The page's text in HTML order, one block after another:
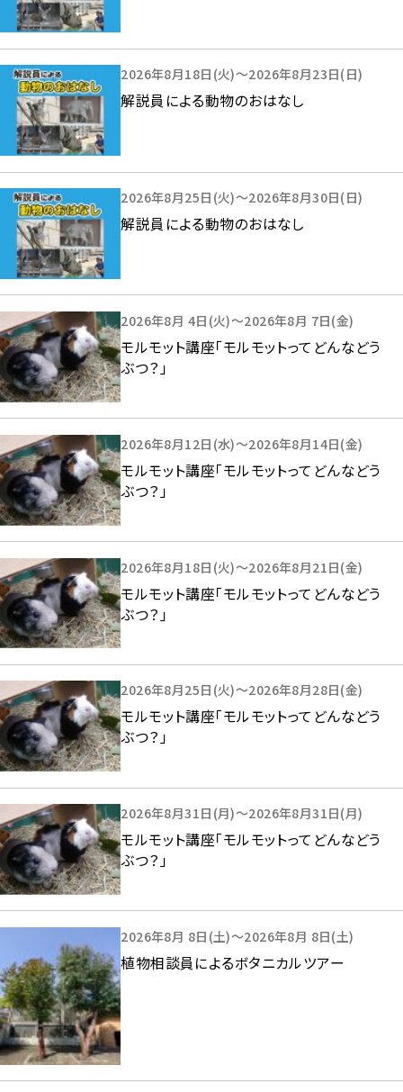
2026年8月18日(火)～2026年8月23日(日)
解説員による動物のおはなし
2026年8月25日(火)～2026年8月30日(日)
解説員による動物のおはなし
2026年8月 4日(火)～2026年8月 7日(金)
モルモット講座「モルモットってどんなどう
ぶつ？」
2026年8月12日(水)～2026年8月14日(金)
モルモット講座「モルモットってどんなどう
ぶつ？」
2026年8月18日(火)～2026年8月21日(金)
モルモット講座「モルモットってどんなどう
ぶつ？」
2026年8月25日(火)～2026年8月28日(金)
モルモット講座「モルモットってどんなどう
ぶつ？」
2026年8月31日(月)～2026年8月31日(月)
モルモット講座「モルモットってどんなどう
ぶつ？」
2026年8月 8日(土)～2026年8月 8日(土)
植物相談員によるボタニカルツアー